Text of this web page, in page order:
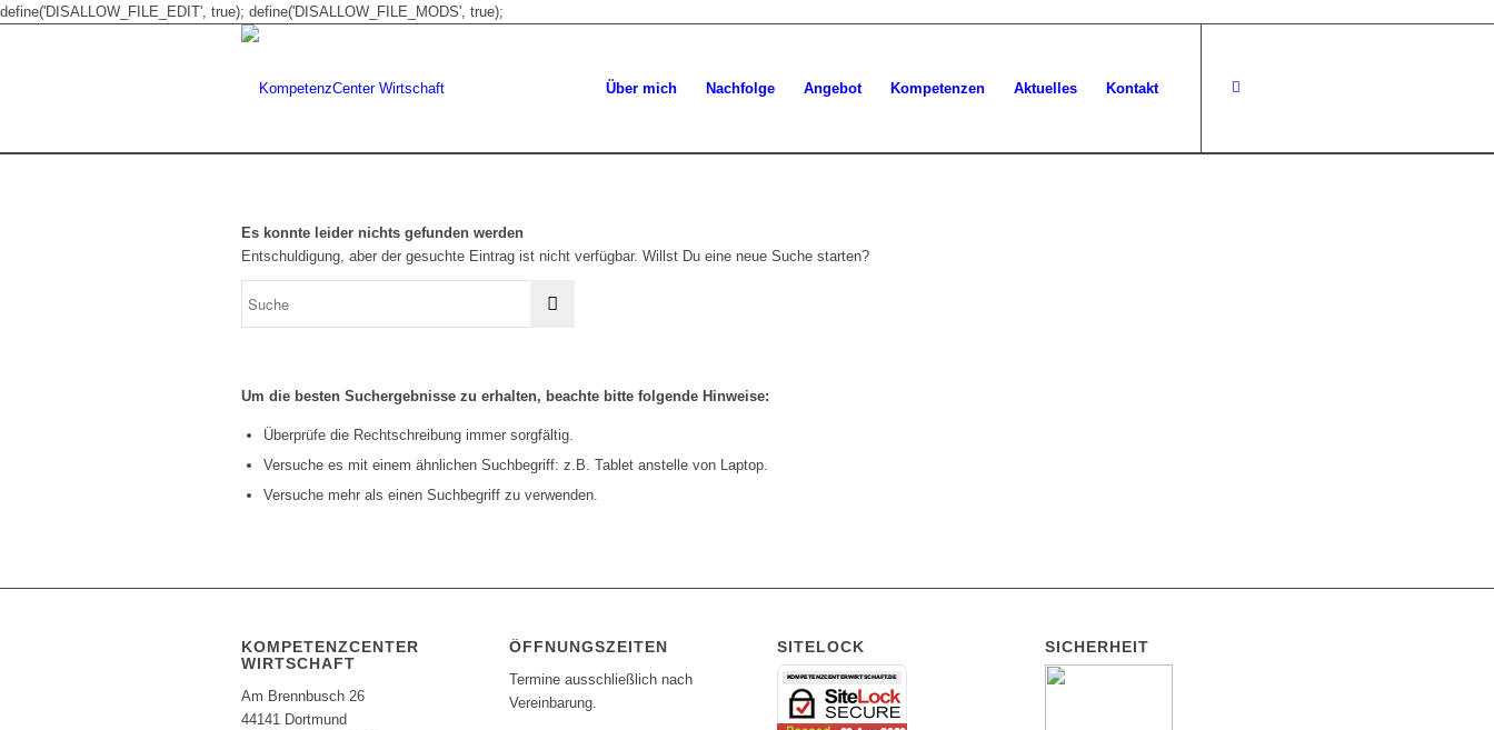
define('DISALLOW_FILE_EDIT', true); define('DISALLOW_FILE_MODS', true);
Über mich Nachfolge Angebot Kompetenzen Aktuelles Kontakt
Es konnte leider nichts gefunden werden
Entschuldigung, aber der gesuchte Eintrag ist nicht verfügbar. Willst Du eine neue Suche starten?
Um die besten Suchergebnisse zu erhalten, beachte bitte folgende Hinweise:
Überprüfe die Rechtschreibung immer sorgfältig.
Versuche es mit einem ähnlichen Suchbegriff: z.B. Tablet anstelle von Laptop.
Versuche mehr als einen Suchbegriff zu verwenden.
KOMPETENZCENTER
WIRTSCHAFT
Am Brennbusch 26
44141 Dortmund
ÖFFNUNGSZEITEN
Termine ausschließlich nach
Vereinbarung.
SITELOCK SICHERHEIT